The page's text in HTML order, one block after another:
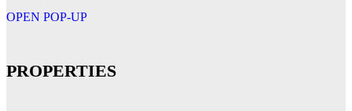
OPEN POP-UP
PROPERTIES